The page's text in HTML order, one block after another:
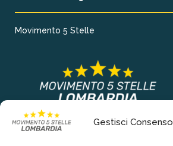
Gestisci Consenso
Movimento 5 Stelle
COLLEGAMENTI PRINCIPALI